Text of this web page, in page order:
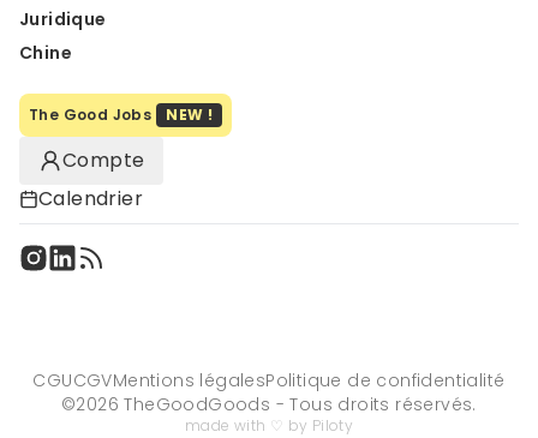
Juridique
Chine
The Good Jobs NEW !
Compte
Calendrier
CGUCGVMentions légalesPolitique de confidentialité
©2026 TheGoodGoods - Tous droits réservés.
made with ♡ by Piloty